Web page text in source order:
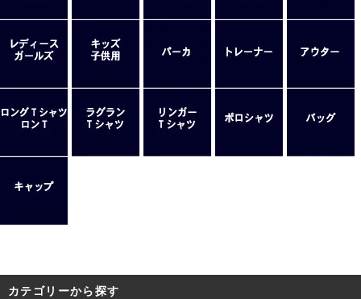
カテゴリーから探す